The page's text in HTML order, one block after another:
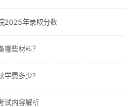
2025年录取分数
些材料？
学费多少?
试内容解析